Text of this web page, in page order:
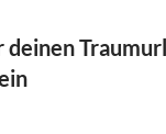
deinen